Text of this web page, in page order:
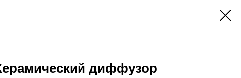
диффузор